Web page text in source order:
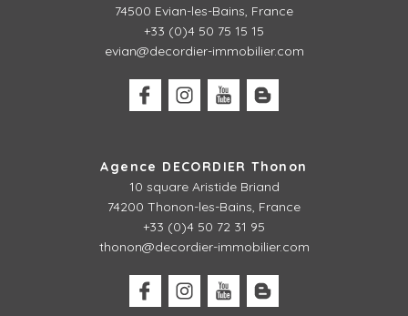
74500 Evian-les-Bains, France
+33 (0)4 50 75 15 15
evian@decordier-immobilier.com
Agence DECORDIER Thonon
10 square Aristide Briand
74200 Thonon-les-Bains, France
+33 (0)4 50 72 31 95
thonon@decordier-immobilier.com